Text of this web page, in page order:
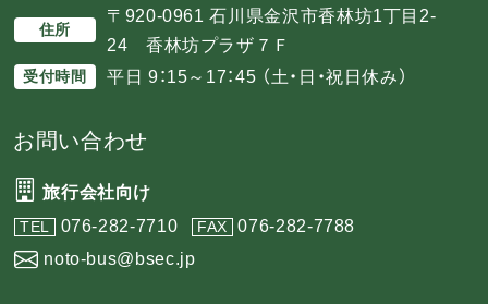
住所
〒920-0961 石川県金沢市香林坊1丁目2-
24 香林坊プラザ７Ｆ
受付時間 平日 9：15～17：45 （土・日・祝日休み）
お問い合わせ
旅行会社向け
TEL 076-282-7710 FAX
076-282-7788
noto-bus@bsec.jp